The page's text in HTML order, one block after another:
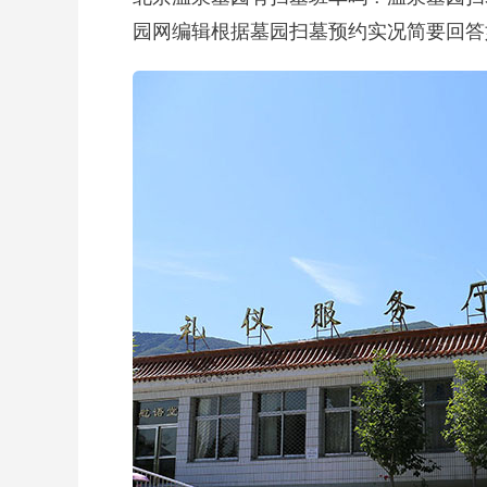
园网编辑根据墓园扫墓预约实况简要回